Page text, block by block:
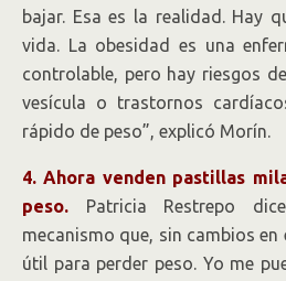
bajar. Esa es la realidad. Hay
vida. La obesidad es una
controlable, pero hay riesgos
vesícula o trastornos
rápido de peso”, explicó Morín.
4. Ahora venden pastillas
peso. Patricia Restrepo
mecanismo que, sin cambios
útil para perder peso. Yo me